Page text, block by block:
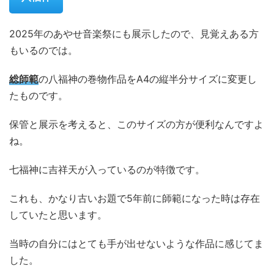
2025年のあやせ音楽祭にも展示したので、見覚えある方
もいるのでは。
総師範の八福神の巻物作品をA4の縦半分サイズに変更し
たものです。
保管と展示を考えると、このサイズの方が便利なんですよ
ね。
七福神に吉祥天が入っているのが特徴です。
これも、かなり古いお題で5年前に師範になった時は存在
していたと思います。
当時の自分にはとても手が出せないような作品に感じてま
した。